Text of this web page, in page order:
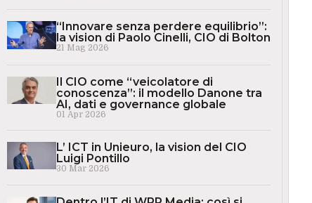
“Innovare senza perdere equilibrio”:
la vision di Paolo Cinelli, CIO di Bolton
21 Mag 2026
Il CIO come “veicolatore di
conoscenza”: il modello Danone tra
AI, dati e governance globale
01 Apr 2026
L’ ICT in Unieuro, la vision del CIO
Luigi Pontillo
30 Mar 2026